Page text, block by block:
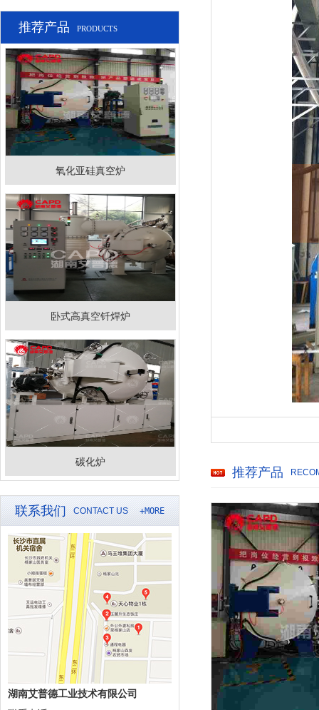
推荐产品 PRODUCTS
氧化亚硅真空炉
卧式高真空钎焊炉
碳化炉
联系我们 CONTACT US +MORE
湖南艾普德工业技术有限公司
推荐产品